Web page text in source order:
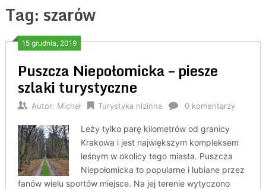
Tag: szarów
15 grudnia, 2019
Puszcza Niepołomicka – piesze
szlaki turystyczne
Autor: Michał Turystyka nizinna 0 komentarzy
Leży tylko parę kilometrów od granicy
Krakowa i jest największym kompleksem
leśnym w okolicy tego miasta. Puszcza
Niepołomicka to popularne i lubiane przez
fanów wielu sportów miejsce. Na jej terenie wytyczono